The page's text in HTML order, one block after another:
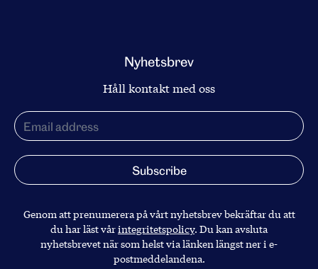
Nyhetsbrev
Håll kontakt med oss
Genom att prenumerera på vårt nyhetsbrev bekräftar du att
du har läst vårintegritetspolicy. Du kan avsluta
nyhetsbrevet när som helst via länken längst ner i e-
postmeddelandena.